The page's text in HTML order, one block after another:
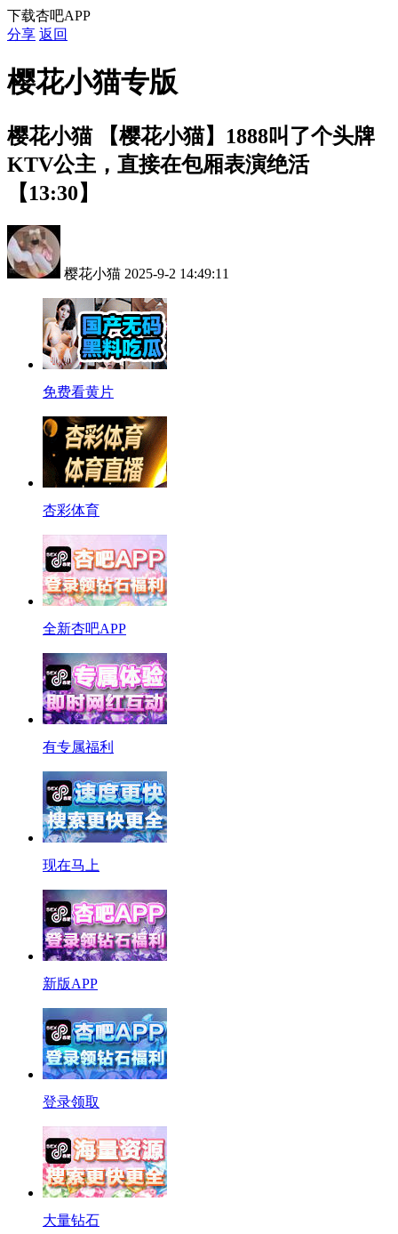
下载杏吧APP
分享 返回
樱花小猫专版
樱花小猫
【樱花小猫】1888叫了个头牌
KTV公主，直接在包厢表演绝活
【13:30】
樱花小猫 2025-9-2 14:49:11
免费看黄片
杏彩体育
全新杏吧APP
有专属福利
现在马上
新版APP
登录领取
大量钻石